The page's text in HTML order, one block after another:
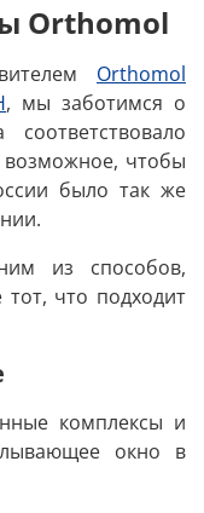
Orthomol
Orthomol
, мы заботимся о
возможное, чтобы
было так же
из способов,
что подходит
комплексы и
окно в